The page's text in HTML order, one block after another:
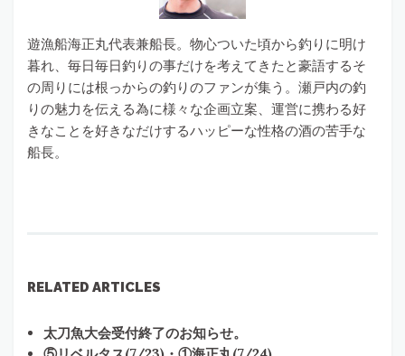
遊漁船海正丸代表兼船長。物心ついた頃から釣りに明け
暮れ、毎日毎日釣りの事だけを考えてきたと豪語するそ
の周りには根っからの釣りのファンが集う。瀬戸内の釣
りの魅力を伝える為に様々な企画立案、運営に携わる好
きなことを好きなだけするハッピーな性格の酒の苦手な
船長。
RELATED ARTICLES
太刀魚大会受付終了のお知らせ。